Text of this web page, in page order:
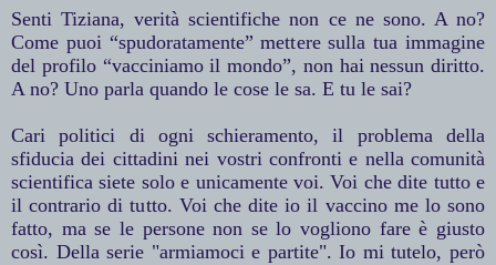
Senti Tiziana, verità scientifiche non ce ne sono. A no?
Come puoi “spudoratamente” mettere sulla tua immagine
del profilo “vacciniamo il mondo”, non hai nessun diritto.
A no? Uno parla quando le cose le sa. E tu le sai?
Cari politici di ogni schieramento, il problema della
sfiducia dei cittadini nei vostri confronti e nella comunità
scientifica siete solo e unicamente voi. Voi che dite tutto e
il contrario di tutto. Voi che dite io il vaccino me lo sono
fatto, ma se le persone non se lo vogliono fare è giusto
così. Della serie "armiamoci e partite". Io mi tutelo, però